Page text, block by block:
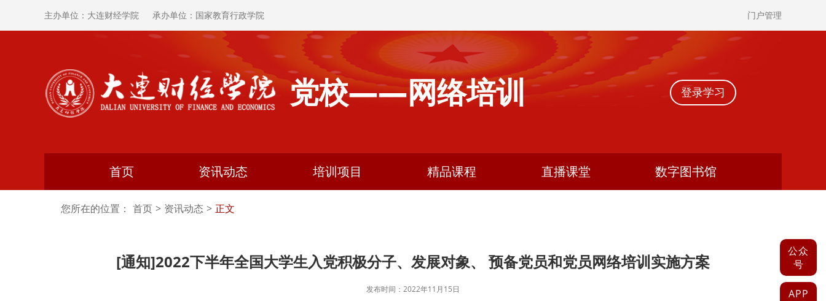
主办单位：大连财经学院 承办单位：国家教育行政学院 门户管理
党校——网络培训 登录学习
首页 资讯动态 培训项目 精品课程 直播课堂 数字图书馆
您所在的位置： 首页 > 资讯动态 > 正文
[通知]2022下半年全国大学生入党积极分子、发展对象、 预备党员和党员网络培训实施方案
发布时间：2022年11月15日
公众
号
APP